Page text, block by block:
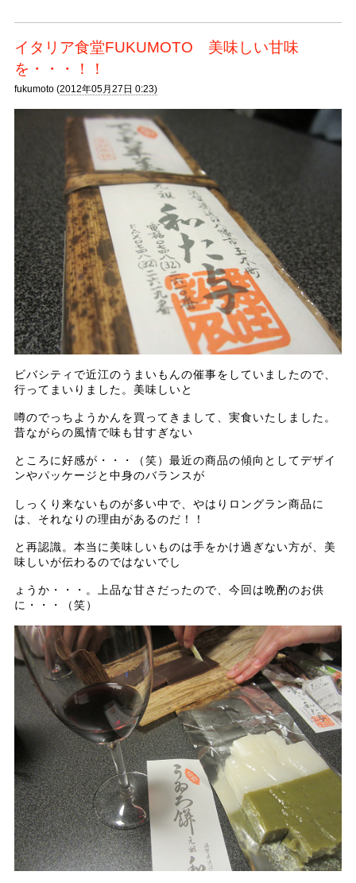
イタリア食堂FUKUMOTO 美味しい甘味
を・・・！！
fukumoto (2012年05月27日 0:23)
ビバシティで近江のうまいもんの催事をしていましたので、
行ってまいりました。美味しいと
噂のでっちようかんを買ってきまして、実食いたしました。
昔ながらの風情で味も甘すぎない
ところに好感が・・・（笑）最近の商品の傾向としてデザイ
ンやパッケージと中身のバランスが
しっくり来ないものが多い中で、やはりロングラン商品に
は、それなりの理由があるのだ！！
と再認識。本当に美味しいものは手をかけ過ぎない方が、美
味しいが伝わるのではないでし
ょうか・・・。上品な甘さだったので、今回は晩酌のお供
に・・・（笑）